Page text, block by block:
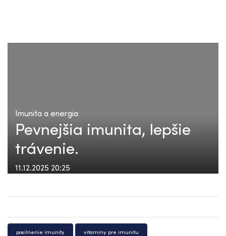
Imunita a energia
Pevnejšia imunita, lepšie
trávenie.
11.12.2025 20:25
posilnenie imunity vitamíny pre imunitu